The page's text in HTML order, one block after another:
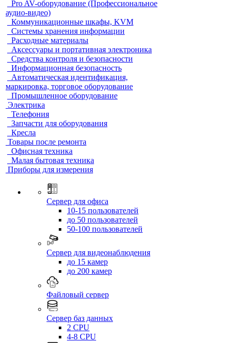
Pro AV-оборудование (Профессиональное
аудио-видео)
Коммуникационные шкафы, KVM
Системы хранения информации
Расходные материалы
Аксессуары и портативная электроника
Средства контроля и безопасности
Информационная безопасность
Автоматическая идентификация,
маркировка, торговое оборудование
Промышленное оборудование
Электрика
Телефония
Запчасти для оборудования
Кресла
Товары после ремонта
Офисная техника
Малая бытовая техника
Приборы для измерения
Сервер для офиса
10-15 пользователей
до 50 пользователей
50-100 пользователей
Сервер для видеонаблюдения
до 15 камер
до 200 камер
Файловый сервер
Сервер баз данных
2 CPU
4-8 CPU